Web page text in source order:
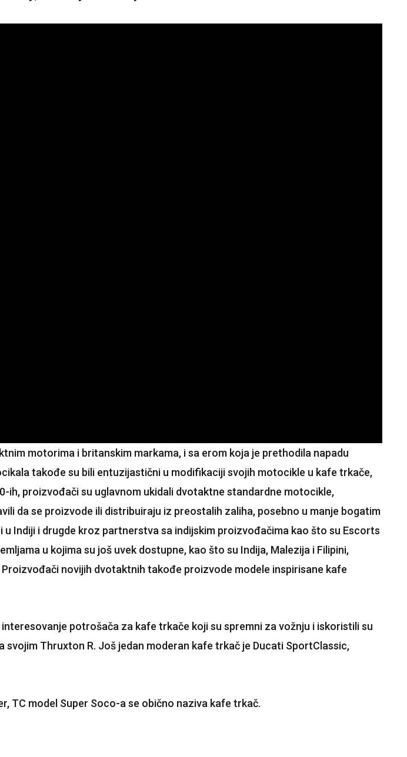
motorima i britanskim markama, i sa erom koja je prethodila napadu
takođe su bili entuzijastični u modifikaciji svojih motocikle u kafe trkače,
ih, proizvođači su uglavnom ukidali dvotaktne standardne motocikle,
da se proizvode ili distribuiraju iz preostalih zaliha, posebno u manje bogatim
Indiji i drugde kroz partnerstva sa indijskim proizvođačima kao što su Escorts
u kojima su još uvek dostupne, kao što su Indija, Malezija i Filipini,
novijih dvotaktnih takođe proizvode modele inspirisane kafe
potrošača za kafe trkače koji su spremni za vožnju i iskoristili su
Thruxton R. Još jedan moderan kafe trkač je Ducati SportClassic,
TC model Super Soco-a se obično naziva kafe trkač.